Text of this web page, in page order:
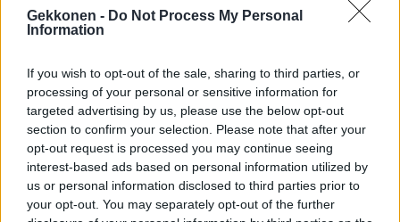
Gekkonen - Do Not Process My Personal
Information
If you wish to opt-out of the sale, sharing to third parties, or
processing of your personal or sensitive information for
targeted advertising by us, please use the below opt-out
section to confirm your selection. Please note that after your
opt-out request is processed you may continue seeing
interest-based ads based on personal information utilized by
us or personal information disclosed to third parties prior to
your opt-out. You may separately opt-out of the further
View this post on Instagram